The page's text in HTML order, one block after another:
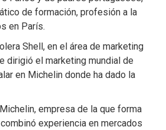
de formación, profesión a la
en París.
Shell, en el área de marketing
dirigió el marketing mundial de
en Michelin donde ha dado la
empresa de la que forma
experiencia en mercados